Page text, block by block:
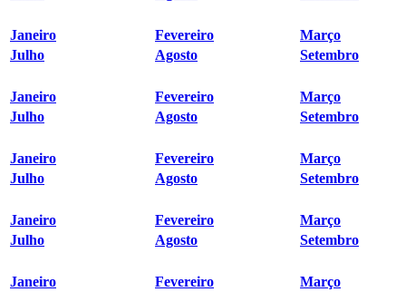
Janeiro Fevereiro
Março
Julho
Agosto Setembro
Janeiro Fevereiro
Março
Julho
Agosto Setembro
Janeiro Fevereiro
Março
Julho
Agosto Setembro
Janeiro Fevereiro
Março
Julho
Agosto Setembro
Janeiro Fevereiro
Março